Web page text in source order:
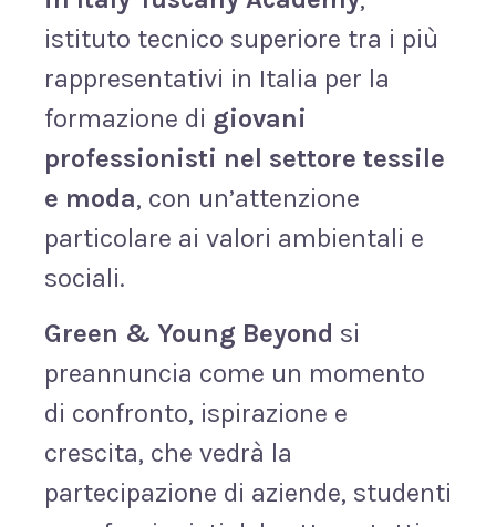
istituto tecnico superiore tra i più
rappresentativi in Italia per la
formazione di giovani
professionisti nel settore tessile
e moda, con un’attenzione
particolare ai valori ambientali e
sociali.
Green & Young Beyond si
preannuncia come un momento
di confronto, ispirazione e
crescita, che vedrà la
partecipazione di aziende, studenti